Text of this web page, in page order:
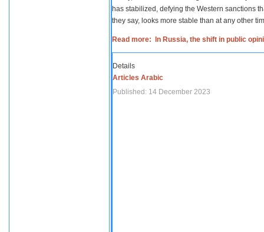
has stabilized, defying the Western sanctions
they say, looks more stable than at any other
Read more: In Russia, the shift in public
Details
Articles Arabic
Published: 14 December 2023